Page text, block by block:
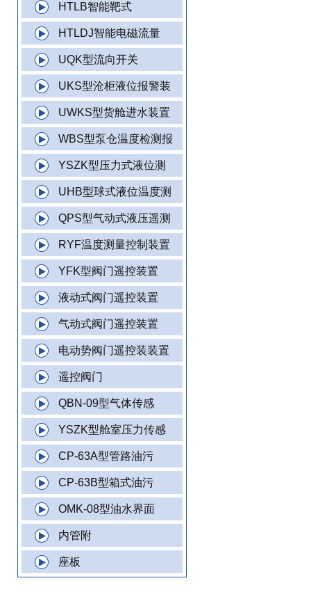
HTLB智能靶式
HTLDJ智能电磁流量
UQK型流向开关
UKS型沧柜液位报警装
UWKS型货舱进水装置
WBS型泵仓温度检测报
YSZK型压力式液位测
UHB型球式液位温度测
QPS型气动式液压遥测
RYF温度测量控制装置
YFK型阀门遥控装置
液动式阀门遥控装置
气动式阀门遥控装置
电动势阀门遥控装装置
遥控阀门
QBN-09型气体传感
YSZK型舱室压力传感
CP-63A型管路油污
CP-63B型箱式油污
OMK-08型油水界面
内管附
座板